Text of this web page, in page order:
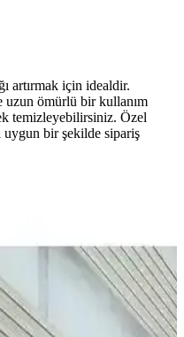
artırmak için idealdir.
uzun ömürlü bir kullanım
temizleyebilirsiniz. Özel
uygun bir şekilde sipariş
Bambu ve
Bambu ve
ve dayanıklılık gibi önemli
belirlemenize yardımcı